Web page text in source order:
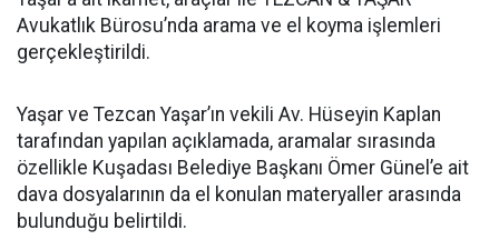
Avukatlık Bürosu’nda arama ve el koyma işlemleri
gerçekleştirildi.
Yaşar ve Tezcan Yaşar’ın vekili Av. Hüseyin Kaplan
tarafından yapılan açıklamada, aramalar sırasında
özellikle Kuşadası Belediye Başkanı Ömer Günel’e ait
dava dosyalarının da el konulan materyaller arasında
bulunduğu belirtildi.